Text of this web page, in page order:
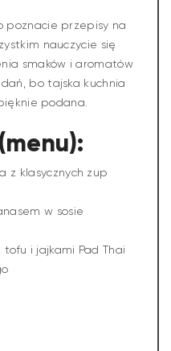
poznacie przepisy na
nauczycie się
smaków i aromatów
bo tajska kuchnia
podana.
z klasycznych zup
w sosie
i jajkami Pad Thai